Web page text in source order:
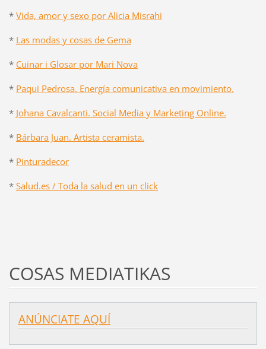
* Vida, amor y sexo por Alicia Misrahi
* Las modas y cosas de Gema
* Cuinar i Glosar por Mari Nova
* Paqui Pedrosa. Energía comunicativa en movimiento.
* Johana Cavalcanti. Social Media y Marketing Online.
* Bárbara Juan. Artista ceramista.
* Pinturadecor
* Salud.es / Toda la salud en un click
COSAS MEDIATIKAS
ANÚNCIATE AQUÍ